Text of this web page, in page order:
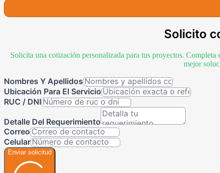
Solicito
Solicita una cotización personalizada para tus proyectos.
mejor
Nombres Y Apellidos
Ubicación Para El Servicio
RUC / DNI
Detalle Del Requerimiento
Correo
Celular
Enviar solicitud